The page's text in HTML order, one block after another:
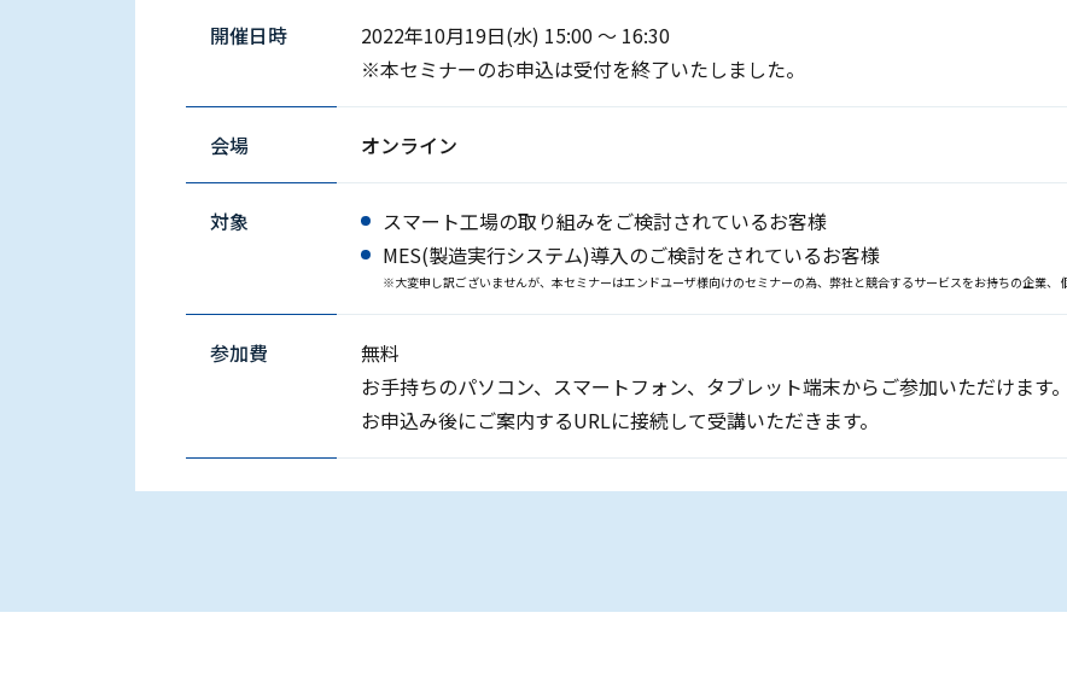
開催⽇時
2022年10⽉19⽇(水) 15:00 〜 16:30
※本セミナーのお申込は受付を終了いたしました。
会場 オンライン
対象
スマート工場の取り組みをご検討されているお客様
MES(製造実行システム)導入のご検討をされているお客様
※大変申し訳ございませんが、本セミナーはエンドユーザ様向けのセミナーの為、弊社と競合するサービスをお持ちの企業、
参加費
無料
お手持ちのパソコン、スマートフォン、タブレット端末からご参加いただけます。
お申込み後にご案内するURLに接続して受講いただきます。